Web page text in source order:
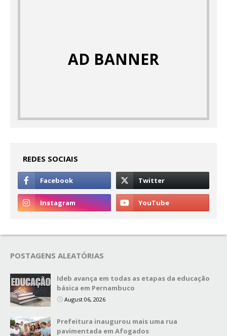
AD BANNER
REDES SOCIAIS
POSTAGENS ALEATÓRIAS
Ideb avança em todas as etapas da educação
básica em Pernambuco
August 06, 2026
Prefeitura inaugurou mais uma rua
pavimentada em Afogados